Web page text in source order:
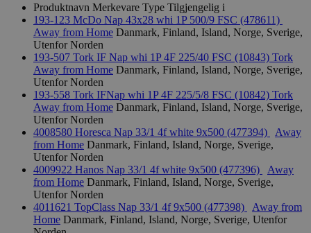
Produktnavn Merkevare Type Tilgjengelig i
193-123 McDo Nap 43x28 whi 1P 500/9 FSC (478611)
Away from Home Danmark, Finland, Island, Norge, Sverige,
Utenfor Norden
193-507 Tork IF Nap whi 1P 4F 225/40 FSC (10843) Tork
Away from Home Danmark, Finland, Island, Norge, Sverige,
Utenfor Norden
193-558 Tork IFNap whi 1P 4F 225/5/8 FSC (10842) Tork
Away from Home Danmark, Finland, Island, Norge, Sverige,
Utenfor Norden
4008580 Horesca Nap 33/1 4f white 9x500 (477394)
Away
from Home Danmark, Finland, Island, Norge, Sverige,
Utenfor Norden
4009922 Hanos Nap 33/1 4f white 9x500 (477396)
Away
from Home Danmark, Finland, Island, Norge, Sverige,
Utenfor Norden
4011621 TopClass Nap 33/1 4f 9x500 (477398)
Away from
Home Danmark, Finland, Island, Norge, Sverige, Utenfor